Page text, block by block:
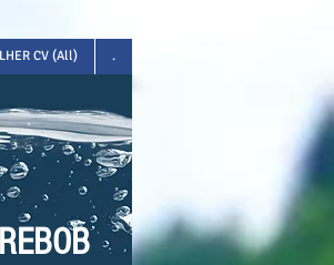
CV (All) .